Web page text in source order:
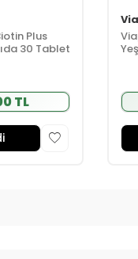
Plus
30 Tablet
TL